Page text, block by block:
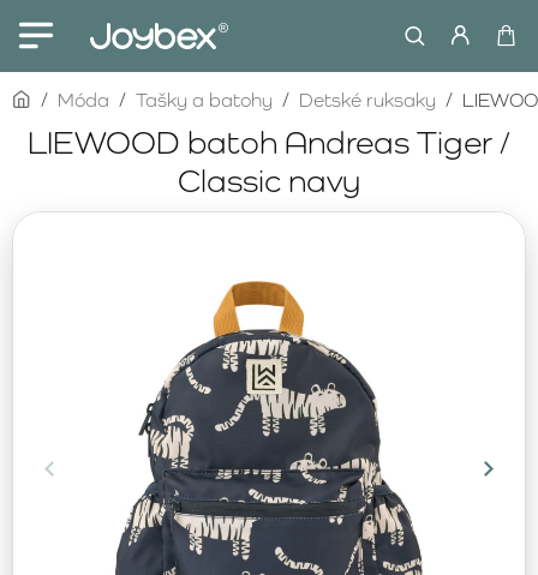
LIEWOOD batoh Andreas Tiger /
Classic navy
homeMóda Tašky a batohy Detské ruksaky